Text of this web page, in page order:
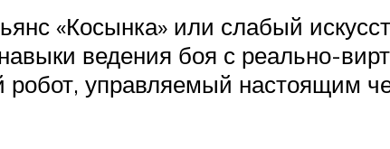
«Косынка» или слабый
ведения боя с реально-
управляемый настоящим